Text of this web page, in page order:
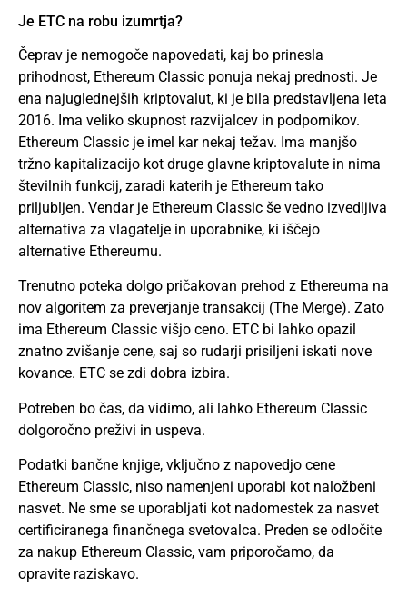
Je ETC na robu izumrtja?
Čeprav je nemogoče napovedati, kaj bo prinesla
prihodnost, Ethereum Classic ponuja nekaj prednosti. Je
ena najuglednejših kriptovalut, ki je bila predstavljena leta
2016. Ima veliko skupnost razvijalcev in podpornikov.
Ethereum Classic je imel kar nekaj težav. Ima manjšo
tržno kapitalizacijo kot druge glavne kriptovalute in nima
številnih funkcij, zaradi katerih je Ethereum tako
priljubljen. Vendar je Ethereum Classic še vedno izvedljiva
alternativa za vlagatelje in uporabnike, ki iščejo
alternative Ethereumu.
Trenutno poteka dolgo pričakovan prehod z Ethereuma na
nov algoritem za preverjanje transakcij (The Merge). Zato
ima Ethereum Classic višjo ceno. ETC bi lahko opazil
znatno zvišanje cene, saj so rudarji prisiljeni iskati nove
kovance. ETC se zdi dobra izbira.
Potreben bo čas, da vidimo, ali lahko Ethereum Classic
dolgoročno preživi in uspeva.
Podatki bančne knjige, vključno z napovedjo cene
Ethereum Classic, niso namenjeni uporabi kot naložbeni
nasvet. Ne sme se uporabljati kot nadomestek za nasvet
certificiranega finančnega svetovalca. Preden se odločite
za nakup Ethereum Classic, vam priporočamo, da
opravite raziskavo.